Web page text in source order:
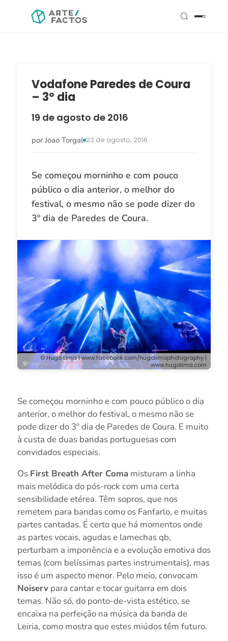
Vodafone Paredes de Coura
– 3º dia
19 de agosto de 2016
por Joao Torgal 23 de agosto, 2016
Se começou morninho e com pouco
público o dia anterior, o melhor do
festival, o mesmo não se pode dizer do
3º dia de Paredes de Coura.
© Hugo Lima | www.facebook.com/hugolimaphotography |
www.hugolima.com
Se começou morninho e com pouco público o dia
anterior, o melhor do festival, o mesmo não se
pode dizer do 3º dia de Paredes de Coura. E muito
à custa de duas bandas portuguesas com
convidados especiais.
Os First Breath After Comamisturam a linha
mais melódica do pós-rock com uma certa
sensibilidade etérea. Têm sopros, que nos
remetem para bandas como os Fanfarlo, e muitas
partes cantadas. É certo que há momentos onde
as partes vocais, agudas e lamechas qb,
perturbam a imponência e a evolução emotiva dos
temas (com belíssimas partes instrumentais), mas
isso é um aspecto menor. Pelo meio, convocam
Noiservpara cantar e tocar guitarra em dois
temas. Não só, do ponto-de-vista estético, se
encaixa na perfeição na música da banda de
Leiria, como mostra que estes miúdos têm futuro.